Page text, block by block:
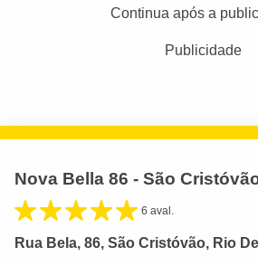
Continua após a
Publicidade
Nova Bella 86 - São
6 aval.
Rua Bela, 86, São Cristóvão, Rio